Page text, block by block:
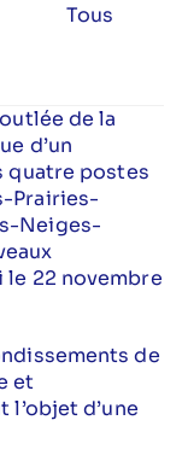
Tous
de la
d’un
quatre postes
Prairies-
Neiges-
22 novembre
de
et
l’objet d’une